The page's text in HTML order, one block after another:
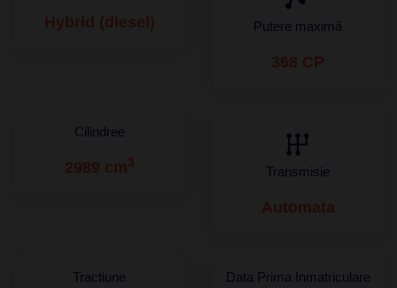
Hybrid (diesel) Putere maximă
368 CP
Cilindree
2989 cm 3
Transmisie
Automata
Tractiune Data Prima Inmatriculare